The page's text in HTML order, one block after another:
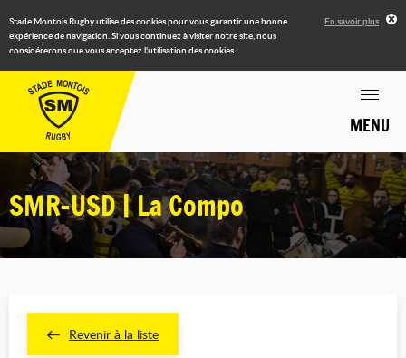
Stade Montois Rugby utilise des cookies pour vous garantir une bonne
expérience de navigation. Si vous continuez à visiter notre site, nous
considérerons que vous acceptez l'utilisation des cookies.
En savoir plus
MENU
SMR-USD | La Compo
Revenir à la liste